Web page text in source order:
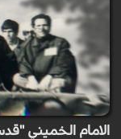
الامام الخميني